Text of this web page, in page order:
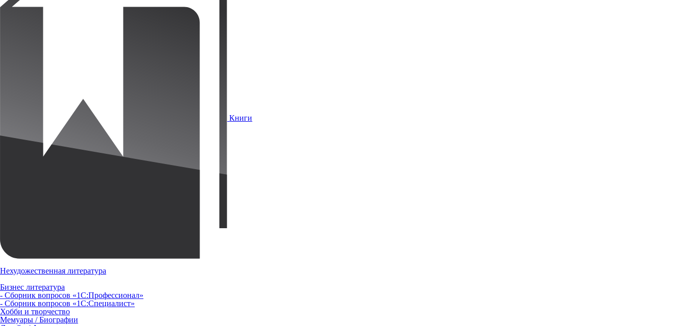
Книги
Нехудожественная литература
Бизнес литература
- Сборник вопросов «1С:Профессионал»
- Сборник вопросов «1С:Специалист»
Хобби и творчество
Мемуары / Биографии